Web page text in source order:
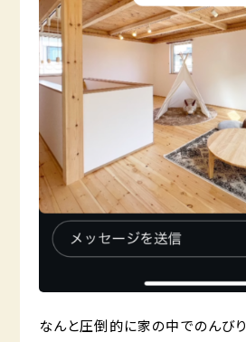
なんと圧倒的に家の中でのんび